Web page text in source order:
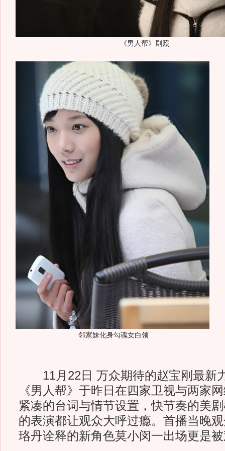
《男人帮》剧照
邻家妹化身勾魂女白领
11月22日 万众期待的赵宝刚最新
《男人帮》于昨日在四家卫视与两家
紧凑的台词与情节设置，快节奏的美
的表演都让观众大呼过瘾。首播当晚
珞丹诠释的新角色莫小闵一出场更是